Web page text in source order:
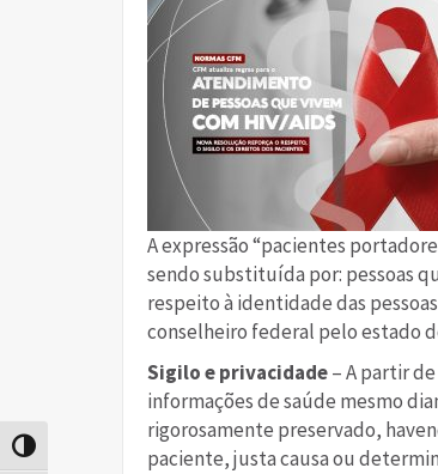
Alternar alto contraste
A expressão “pacientes
sendo substituída por: pessoas
respeito à identidade das
conselheiro federal pelo estado
Sigilo e privacidade– A partir
informações de saúde mesmo
rigorosamente preservado,
paciente, justa causa ou